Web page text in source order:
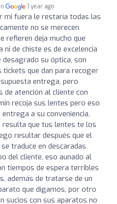
1 year ago
mi fuera le restaría todas las
no se merecen
refieren deja mucho que
ni de chiste es de excelencia
su óptica, son
que dan para recoger
entrega, pero
atención al cliente con
recoja sus lentes pero eso
a su conveniencia,
resulta que tus lentes te los
resultar después que el
traduce en descaradas
del cliente, eso aunado al
tiempos de espera terribles
además de tratarse de un
que digamos, por otro
sucios con sus aparatos no